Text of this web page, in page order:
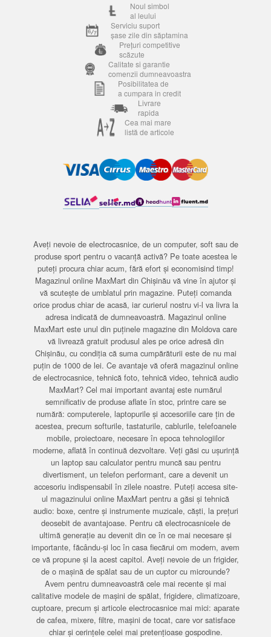
Noul simbol
al leului
Serviciu suport
șase zile din săptamina
Prețuri competitive
scăzute
Calitate si garantie
comenzii dumneavoastra
Posibilitatea de
a cumpara in credit
Livrare
rapida
Cea mai mare
listă de articole
Aveți nevoie de electrocasnice, de un computer, soft sau de
produse sport pentru o vacanță activă? Pe toate acestea le
puteți procura chiar acum, fără efort și economisind timp!
Magazinul online MaxMart din Chișinău vă vine în ajutor și
vă scutește de umblatul prin magazine. Puteți comanda
orice produs chiar de acasă, iar curierul nostru vi-l va livra la
adresa indicată de dumneavoastră. Magazinul online
MaxMart este unul din puținele magazine din Moldova care
vă livrează gratuit produsul ales pe orice adresă din
Chișinău, cu condiția că suma cumpărăturii este de nu mai
puțin de 1000 de lei. Ce avantaje vă oferă magazinul online
de electrocasnice, tehnică foto, tehnică video, tehnică audio
MaxMart? Cel mai important avantaj este numărul
semnificativ de produse aflate în stoc, printre care se
numără: computerele, laptopurile și accesoriile care țin de
acestea, precum softurile, tastaturile, cablurile, telefoanele
mobile, proiectoare, necesare în epoca tehnologiilor
moderne, aflată în continuă dezvoltare. Veți găsi cu ușurință
un laptop sau calculator pentru muncă sau pentru
divertisment, un telefon performant, care a devenit un
accesoriu indispensabil în zilele noastre. Puteți accesa site-
ul magazinului online MaxMart pentru a găsi și tehnică
audio: boxe, centre și instrumente muzicale, căști, la prețuri
deosebit de avantajoase. Pentru că electrocasnicele de
ultimă generație au devenit din ce în ce mai necesare și
importante, făcându-și loc în casa fiecărui om modern, avem
ce vă propune și la acest capitol. Aveți nevoie de un frigider,
de o mașină de spălat sau de un cuptor cu microunde?
Avem pentru dumneavoastră cele mai recente și mai
calitative modele de mașini de spălat, frigidere, climatizoare,
cuptoare, precum și articole electrocasnice mai mici: aparate
de cafea, mixere, filtre, mașini de tocat, care vor satisface
chiar și cerințele celei mai pretențioase gospodine.